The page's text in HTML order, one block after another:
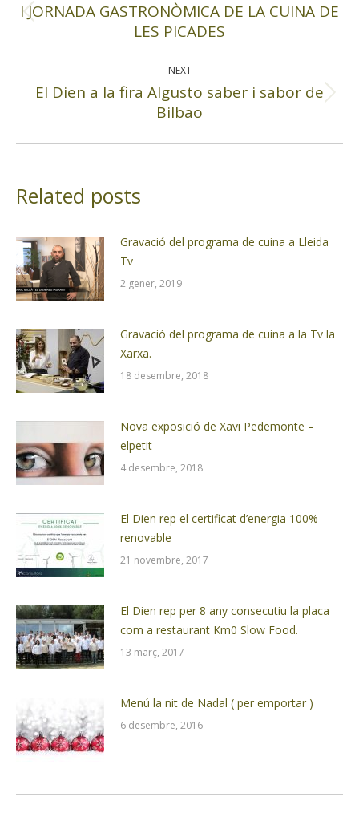
Previous
post:
I JORNADA GASTRONÒMICA DE LA CUINA DE
LES PICADES
NEXT
Next
post:
El Dien a la fira Algusto saber i sabor de
Bilbao
Related posts
Gravació del programa de cuina a Lleida
Tv
2 gener, 2019
Gravació del programa de cuina a la Tv la
Xarxa.
18 desembre, 2018
Nova exposició de Xavi Pedemonte –
elpetit –
4 desembre, 2018
El Dien rep el certificat d’energia 100%
renovable
21 novembre, 2017
El Dien rep per 8 any consecutiu la placa
com a restaurant Km0 Slow Food.
13 març, 2017
Menú la nit de Nadal ( per emportar )
6 desembre, 2016